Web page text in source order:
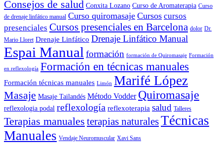
Consejos de salud Conxita Lozano Curso de Aromaterapia Curso
de drenaje linfático manual Curso quiromasaje Cursos cursos
presenciales Cursos presenciales en Barcelona dolor Dr.
Mario Lloret Drenaje Linfático Drenaje Linfático Manual
Espai Manual formación formación de Quiromasaje Formación
en reflexología Formación en técnicas manuales
Formación técnicas manuales Limón Marifé López
Masaje Masaje Tailandés Método Vodder Quiromasaje
reflexologia podal reflexología reflexoterapia salud Talleres
Terapias manuales terapias naturalesTécnicas
Manuales Vendaje Neuromuscular Xavi Sans